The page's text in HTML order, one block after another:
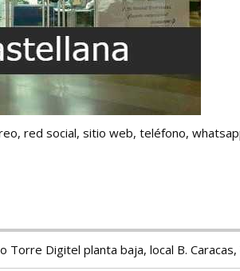
red social, sitio web, teléfono,
Torre Digitel planta baja, local B. Caracas,